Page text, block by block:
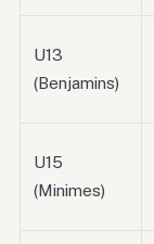
U13
(Benjamins)
U15
(Minimes)